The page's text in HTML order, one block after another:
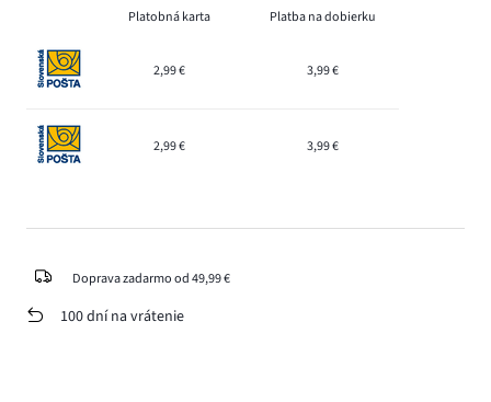
Platobná karta Platba na dobierku
2,99 € 3,99 €
2,99 € 3,99 €
Doprava zadarmo od 49,99 €
100 dní na vrátenie